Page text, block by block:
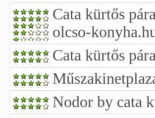
Cata kürtős
olcso-
Cata kürtős
Nodor by cata